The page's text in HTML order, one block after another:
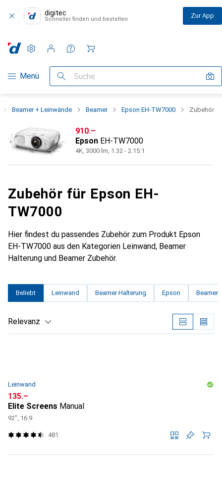
digitec
Schneller finden und bestellen Zur App
Navigation nach Kategorien
Menü Suche
Einstellungen
Kundenkonto
Vergleichslisten
Merklisten
Warenkorb
Beamer + Leinwände Beamer Epson EH-TW7000 Zubehör
CHF
910.–
Epson EH-TW7000
4K, 3000 lm, 1.32 - 2.15:1
Zubehör für Epson EH-
TW7000
Hier findest du passendes Zubehör zum Produkt Epson
EH-TW7000 aus den Kategorien Leinwand, Beamer
Halterung und Beamer Zubehör.
Beliebt Leinwand Beamer Halterung Epson Beamer
Relevanz
Leinwand
CHF
135.–
Elite Screens Manual
92", 16:9
481